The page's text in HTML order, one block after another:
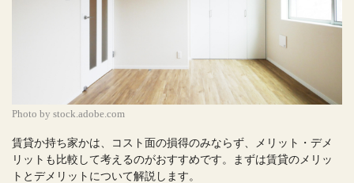
Photo by stock.adobe.com
賃貸か持ち家かは、コスト面の損得のみならず、メリット・デメ
リットも比較して考えるのがおすすめです。まずは賃貸のメリッ
トとデメリットについて解説します。